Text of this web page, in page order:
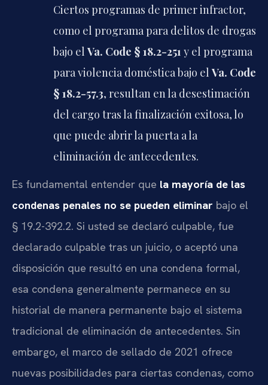
Ciertos programas de primer infractor,
como el programa para delitos de drogas
bajo elVa. Code § 18.2-251 y el programa
para violencia doméstica bajo elVa. Code
§ 18.2-57.3, resultan en la desestimación
del cargo tras la finalización exitosa, lo
que puede abrir la puerta a la
eliminación de antecedentes.
Es fundamental entender que la mayoría de las
condenas penales no se pueden eliminar bajo el
§ 19.2-392.2. Si usted se declaró culpable, fue
declarado culpable tras un juicio, o aceptó una
disposición que resultó en una condena formal,
esa condena generalmente permanece en su
historial de manera permanente bajo el sistema
tradicional de eliminación de antecedentes. Sin
embargo, el marco de sellado de 2021 ofrece
nuevas posibilidades para ciertas condenas, como